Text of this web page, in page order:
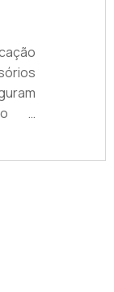
a
a
um
o